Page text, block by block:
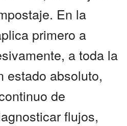
En la
primero a
a toda la
estado absoluto,
de
flujos,